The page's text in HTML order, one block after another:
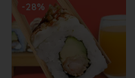
-28%